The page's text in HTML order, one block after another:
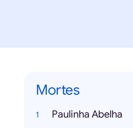
Mortes
Paulinha Abelha